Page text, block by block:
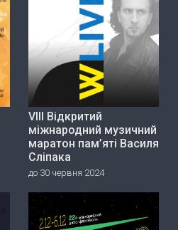
VIII Відкритий
міжнародний музичний
маратон пам’яті Василя
Сліпака
до 30 червня 2024